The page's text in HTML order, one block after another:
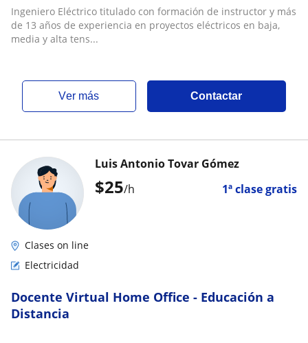
Ingeniero Eléctrico titulado con formación de instructor y más
de 13 años de experiencia en proyectos eléctricos en baja,
media y alta tens...
ver más Contactar
$25/h 1ª clase gratis
Luis Antonio Tovar Gómez
Clases on line
Electricidad
Docente Virtual Home Office - Educación a
Distancia